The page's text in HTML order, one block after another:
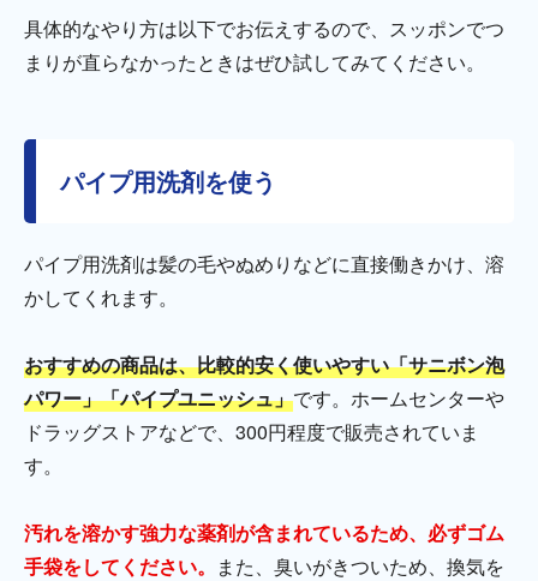
具体的なやり方は以下でお伝えするので、スッポンでつ
まりが直らなかったときはぜひ試してみてください。
パイプ用洗剤を使う
パイプ用洗剤は髪の毛やぬめりなどに直接働きかけ、溶
かしてくれます。
おすすめの商品は、比較的安く使いやすい「サニボン泡
パワー」「パイプユニッシュ」です。ホームセンターや
ドラッグストアなどで、300円程度で販売されていま
す。
汚れを溶かす強力な薬剤が含まれているため、必ずゴム
手袋をしてください。 また、臭いがきついため、換気を